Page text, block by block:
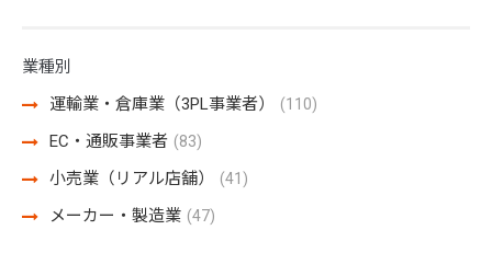
業種別
運輸業・倉庫業（3PL事業者）
(110)
EC・通販事業者 (83)
小売業（リアル店舗） (41)
メーカー・製造業 (47)